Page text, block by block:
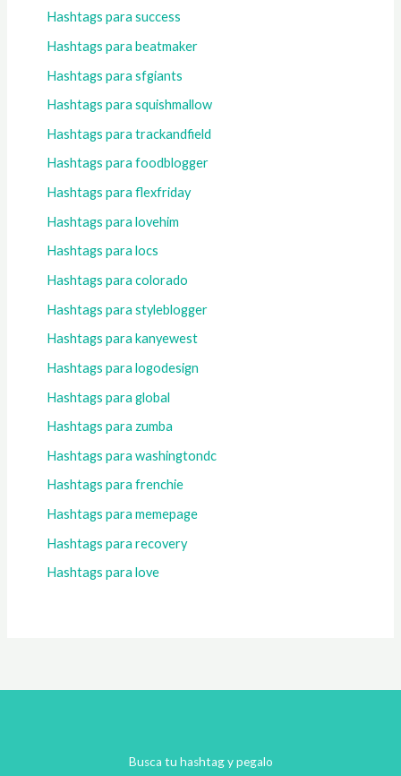
Hashtags para success
Hashtags para beatmaker
Hashtags para sfgiants
Hashtags para squishmallow
Hashtags para trackandfield
Hashtags para foodblogger
Hashtags para flexfriday
Hashtags para lovehim
Hashtags para locs
Hashtags para colorado
Hashtags para styleblogger
Hashtags para kanyewest
Hashtags para logodesign
Hashtags para global
Hashtags para zumba
Hashtags para washingtondc
Hashtags para frenchie
Hashtags para memepage
Hashtags para recovery
Hashtags para love
Busca tu hashtag y pegalo